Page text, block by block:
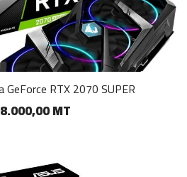
GeForce RTX 2070 SUPER
MT